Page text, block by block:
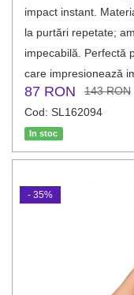
impact instant.
la purtări repetate;
impecabilă. Perfectă
care impresionează
87 RON
143 RON
Cod: SL162094
In stoc
- 35%